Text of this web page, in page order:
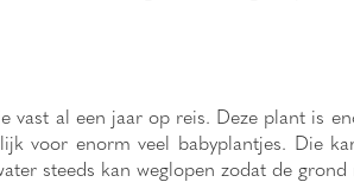
vast al een jaar op reis. Deze plant is
voor enorm veel babyplantjes. Die
steeds kan weglopen zodat de